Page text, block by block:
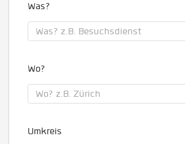
Was?
Wo?
Umkreis